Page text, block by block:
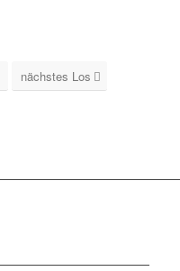
nächstes Los